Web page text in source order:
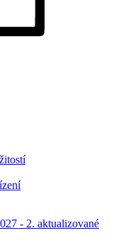
- 2. aktualizované